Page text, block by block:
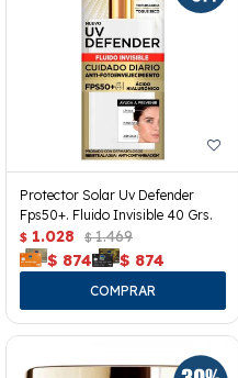
Protector Solar Uv Defender
Fps50+. Fluido Invisible 40 Grs.
$ 1.028 $ 1.469
$ 874 $ 874